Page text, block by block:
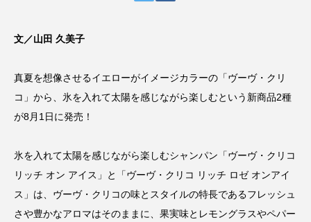
文／山田 久美子
真夏を想像させるイエローがイメージカラーの「ヴーヴ・クリ
コ」から、氷を入れて太陽を感じながら楽しむという新商品2種
が8月1日に発売！
氷を入れて太陽を感じながら楽しむシャンパン「ヴーヴ・クリコ
リッチ オン アイス」と「ヴーヴ・クリコ リッチ ロゼ オンアイ
ス」は、ヴーヴ・クリコの味とスタイルの特長であるフレッシュ
さや豊かなアロマはそのままに、果実味とレモングラスやペパー